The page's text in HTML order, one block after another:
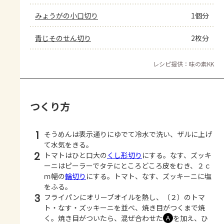
みょうがの小口切り 1個分
青じそのせん切り 2枚分
レシピ提供：味の素KK
つくり方
1 そうめんは表示通りにゆでて冷水で洗い、ザルに上げ
て水気をきる。
2 トマトはひと口大の くし形切り にする。なす、ズッキ
ーニはピーラーでタテにところどころ皮をむき、２ｃ
ｍ幅の輪切り にする。トマト、なす、ズッキーニに塩
をふる。
3 フライパンにオリーブオイルを熱し、（２）のトマ
ト・なす・ズッキーニを並べ、焼き目がつくまで焼
く。焼き目がついたら、混ぜ合わせた Ａ を加え、ひ